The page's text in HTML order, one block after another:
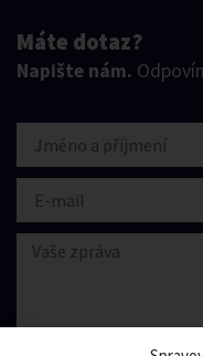
Máte dotaz?
Napište nám.